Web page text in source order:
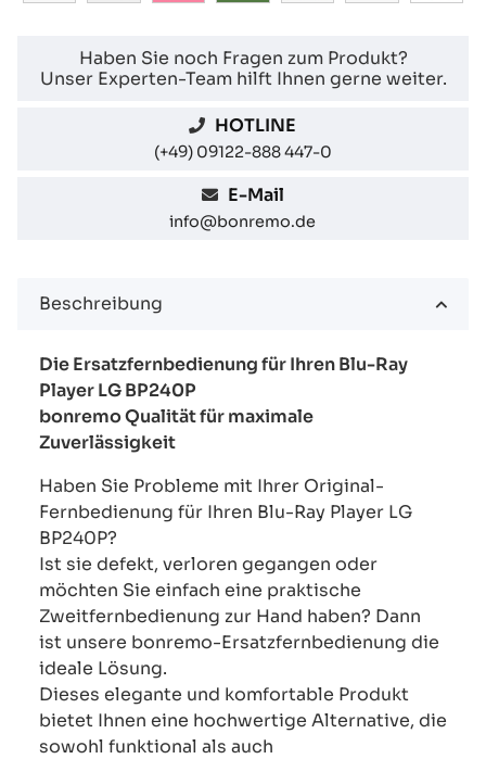
Haben Sie noch Fragen zum Produkt?
Unser Experten-Team hilft Ihnen gerne weiter.
HOTLINE
(+49) 09122-888 447-0
E-Mail
info@bonremo.de
Beschreibung
Die Ersatzfernbedienung für Ihren Blu-Ray
Player LG BP240P
bonremo Qualität für maximale
Zuverlässigkeit
Haben Sie Probleme mit Ihrer Original-
Fernbedienung für Ihren Blu-Ray Player LG
BP240P?
Ist sie defekt, verloren gegangen oder
möchten Sie einfach eine praktische
Zweitfernbedienung zur Hand haben? Dann
ist unsere bonremo-Ersatzfernbedienung die
ideale Lösung.
Dieses elegante und komfortable Produkt
bietet Ihnen eine hochwertige Alternative, die
sowohl funktional als auch